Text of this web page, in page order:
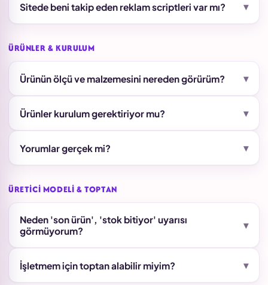
Sitede beni takip eden reklam scriptleri var mı? ▾
ÜRÜNLER & KURULUM
Ürünün ölçü ve malzemesini nereden görürüm? ▾
Ürünler kurulum gerektiriyor mu? ▾
Yorumlar gerçek mi? ▾
ÜRETICI MODELI & TOPTAN
Neden 'son ürün', 'stok bitiyor' uyarısı
görmüyorum?
▾
İşletmem için toptan alabilir miyim? ▾